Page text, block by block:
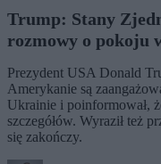
Trump: Stany
rozmowy o pokoju
Prezydent USA Donald
Amerykanie są
Ukrainie i poinformował,
szczegółów. Wyraził też
się zakończy.